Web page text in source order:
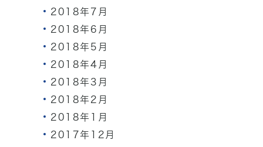
2018年7月
2018年6月
2018年5月
2018年4月
2018年3月
2018年2月
2018年1月
2017年12月